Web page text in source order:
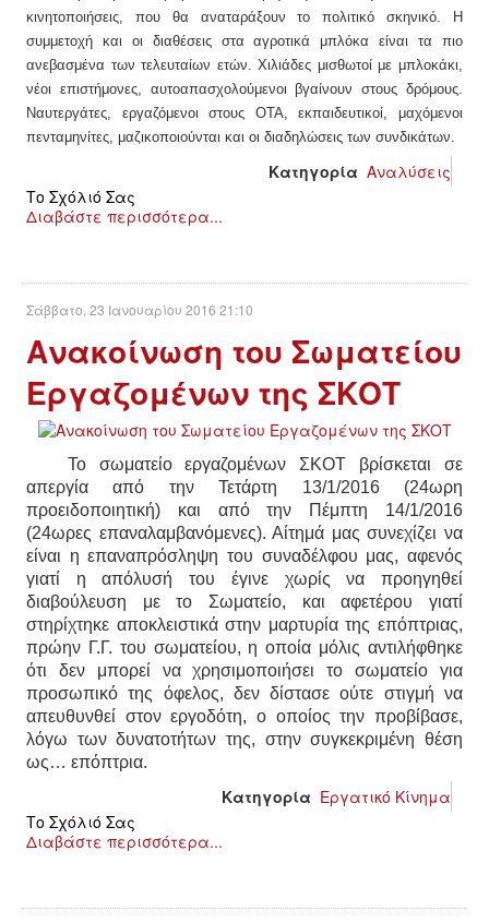
κινητοποιήσεις, που θα αναταράξουν το πολιτικό σκηνικό. Η
συμμετοχή και οι διαθέσεις στα αγροτικά μπλόκα είναι τα πιο
ανεβασμένα των τελευταίων ετών. Χιλιάδες μισθωτοί με μπλοκάκι,
νέοι επιστήμονες, αυτοαπασχολούμενοι βγαίνουν στους δρόμους.
Ναυτεργάτες, εργαζόμενοι στους ΟΤΑ, εκπαιδευτικοί, μαχόμενοι
πενταμηνίτες, μαζικοποιούνται και οι διαδηλώσεις των συνδικάτων.
Κατηγορία Αναλύσεις
Το Σχόλιό Σας
Διαβάστε περισσότερα...
Σάββατο, 23 Ιανουαρίου 2016 21:10
Ανακοίνωση του Σωματείου
Εργαζομένων της ΣΚΟΤ
Το σωματείο εργαζομένων ΣΚΟΤ βρίσκεται σε
απεργία από την Τετάρτη 13/1/2016 (24ωρη
προειδοποιητική) και από την Πέμπτη 14/1/2016
(24ωρες επαναλαμβανόμενες). Αίτημά μας συνεχίζει να
είναι η επαναπρόσληψη του συναδέλφου μας, αφενός
γιατί η απόλυσή του έγινε χωρίς να προηγηθεί
διαβούλευση με το Σωματείο, και αφετέρου γιατί
στηρίχτηκε αποκλειστικά στην μαρτυρία της επόπτριας,
πρώην Γ.Γ. του σωματείου, η οποία μόλις αντιλήφθηκε
ότι δεν μπορεί να χρησιμοποιήσει το σωματείο για
προσωπικό της όφελος, δεν δίστασε ούτε στιγμή να
απευθυνθεί στον εργοδότη, ο οποίος την προβίβασε,
λόγω των δυνατοτήτων της, στην συγκεκριμένη θέση
ως… επόπτρια.
Κατηγορία Εργατικό Κίνημα
Το Σχόλιό Σας
Διαβάστε περισσότερα...